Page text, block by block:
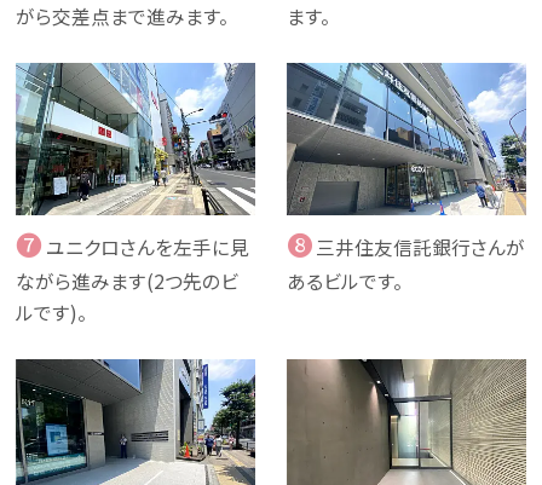
がら交差点まで進みます。
ます。
❼ ユニクロさんを左手に見
ながら進みます(2つ先のビ
ルです)。
❽ 三井住友信託銀行さんが
あるビルです。